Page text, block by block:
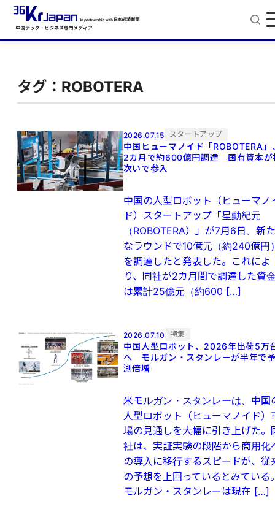
タグ：ROBOTERA
2026.07.15 スタートアップ
中国ヒューマノイド「ROBOTERA」
2カ月で約600億円調達 国有資本が
次いで参入
中国の人型ロボット（ヒューマノ
ド）スタートアップ「星動紀元
（ROBOTERA）」が7月6日、新た
なラウンドで10億元（約240億円
を調達したと発表した。これによ
り、同社が2カ月間で調達した資
は累計25億元（約600 […]
2026.07.10 特集
中国人型ロボット、2026年出荷5万
へ モルガン・スタンレーが半年で
測倍増
米モルガン・スタンレーは、中国
人型ロボット（ヒューマノイド）
場の見通しを大幅に引き上げた。
社は、実証実験の段階から商用化
の導入に移行するスピードが、従
の予想を上回っているとみている
モルガン・スタンレーは現在 […]